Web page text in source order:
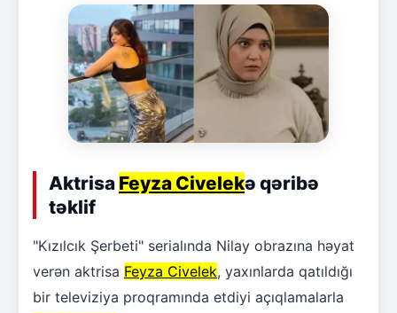
Aktrisa Feyza Civelekə qəribə
təklif
"Kızılcık Şerbeti" serialında Nilay obrazına həyat
verən aktrisa Feyza Civelek, yaxınlarda qatıldığı
bir televiziya proqramında etdiyi açıqlamalarla